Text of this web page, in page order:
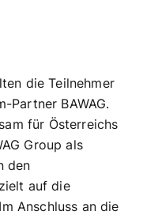
die Teilnehmer
Partner BAWAG.
für Österreichs
Group als
den
auf die
Anschluss an die